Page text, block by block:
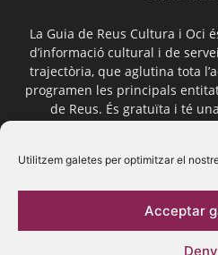
Utilitzem galetes per optimitzar el
Acceptar
Deny
La Guia de Reus Cultura i Oci
d’informació cultural i de
trajectòria, que aglutina tota
programen les principals
de Reus. És gratuïta i té